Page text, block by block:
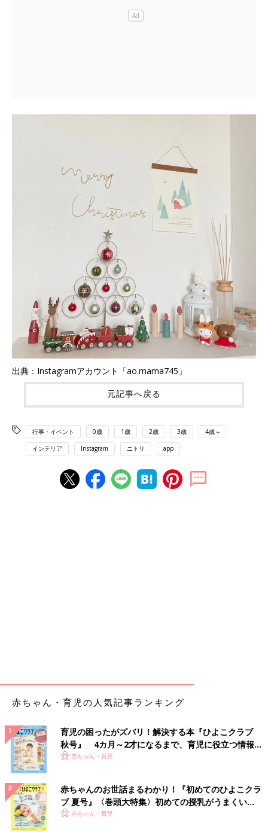
出典：Instagramアカウント「ao.mama745」
元記事へ戻る
行事・イベント 0歳 1歳 2歳 3歳 4歳～
インテリア Instagram ニトリ app
赤ちゃん・育児の人気記事ランキング
育児の困ったがズバリ！解決する本『ひよこクラブ
秋号』 4カ月～2才になるまで、育児に役立つ情報が
いっぱい！
赤ちゃん・育児
赤ちゃんのお世話まるわかり！『初めてのひよこクラ
ブ 夏号』〈巻頭大特集〉初めての授乳がうまくい
く！ おっぱい・ミルクの基本と夏のトラブル 解決テ
赤ちゃん・育児